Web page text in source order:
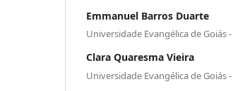
Emmanuel Barros Duarte
Universidade Evangélica de Goiás -
Clara Quaresma Vieira
Universidade Evangélica de Goiás -